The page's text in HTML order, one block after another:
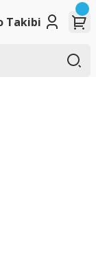
Takibi